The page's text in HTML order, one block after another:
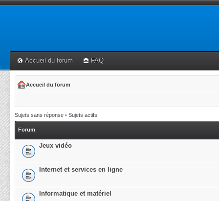
Accueil du forum FAQ
Accueil du forum
Sujets sans réponse • Sujets actifs
Forum
Jeux vidéo
Internet et services en ligne
Informatique et matériel